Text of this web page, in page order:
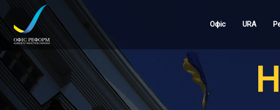
до
основного
матеріалу
Офіс URA